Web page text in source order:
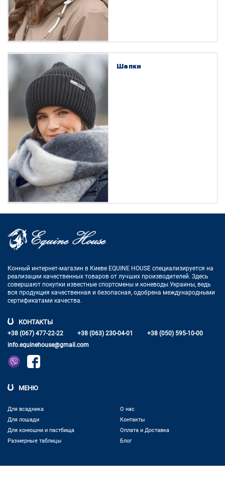
Шапки
Конный интернет-магазин в Киеве EQUINE HOUSE специализируется на
реализации качественных товаров от лучших производителей. Здесь
совершают покупки известные спортсмены и коневоды Украины, ведь
вся продукция качественная и безопасная, одобрена международными
сертификатами качества.
КОНТАКТЫ
+38 (067) 477-22-22 +38 (063) 230-04-01
+38 (050) 595-10-00
info.equinehouse@gmail.com
МЕНЮ
Для всадника
Для лошади
Для конюшни и пастбища
Размерные таблицы
О нас
Контакты
Оплата и Доставка
Блог